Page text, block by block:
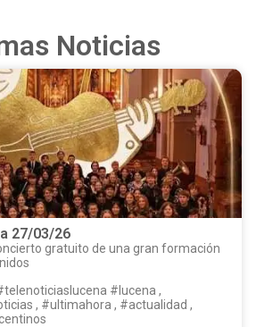
Noticias
27/03/26
gratuito de una gran formación
#lucena ,
, #ultimahora , #actualidad ,